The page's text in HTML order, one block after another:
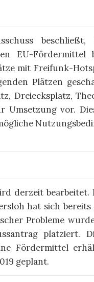
EU-
mit Frei­funk-
Plätzen
Dreiecksplatz,
Umsetzung vor.
derzeit
hat sich
Probleme
platziert.
Fördermittel
geplant.